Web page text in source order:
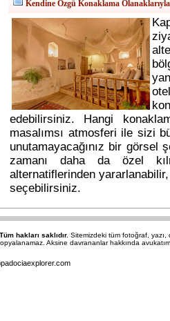
Kendine Özgü Konaklama
edebilirsiniz. Hangi
masalımsı atmosferi ile sizi
unutamayacağınız bir görsel
zamanı daha da özel
alternatiflerinden
seçebilirsiniz.
hakları saklıdır. Sitemizdeki tüm fotoğraf, yazı,
Aksine davrananlar hakkında